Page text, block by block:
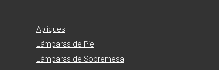
Apliques
Lámparas de Pie
Lámparas de Sobremesa